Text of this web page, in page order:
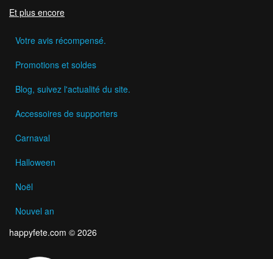
Et plus encore
Votre avis récompensé.
Promotions et soldes
Blog, suivez l'actualité du site.
Accessoires de supporters
Carnaval
Halloween
Noël
Nouvel an
happyfete.com © 2026